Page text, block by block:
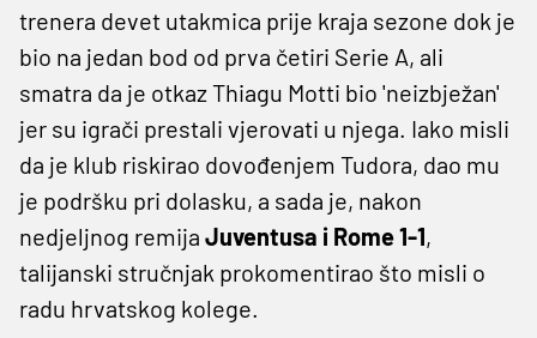
trenera devet utakmica prije kraja sezone dok je
bio na jedan bod od prva četiri Serie A, ali
smatra da je otkaz Thiagu Motti bio 'neizbježan'
jer su igrači prestali vjerovati u njega. Iako misli
da je klub riskirao dovođenjem Tudora, dao mu
je podršku pri dolasku, a sada je, nakon
nedjeljnog remija Juventusa i Rome 1-1,
talijanski stručnjak prokomentirao što misli o
radu hrvatskog kolege.